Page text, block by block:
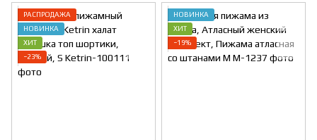
РАСПРОДАЖА
НОВИНКА
ХИТ
−23%
НОВИНКА
ХИТ
−19%